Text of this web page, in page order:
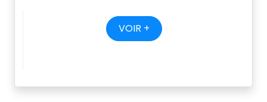
VOIR +